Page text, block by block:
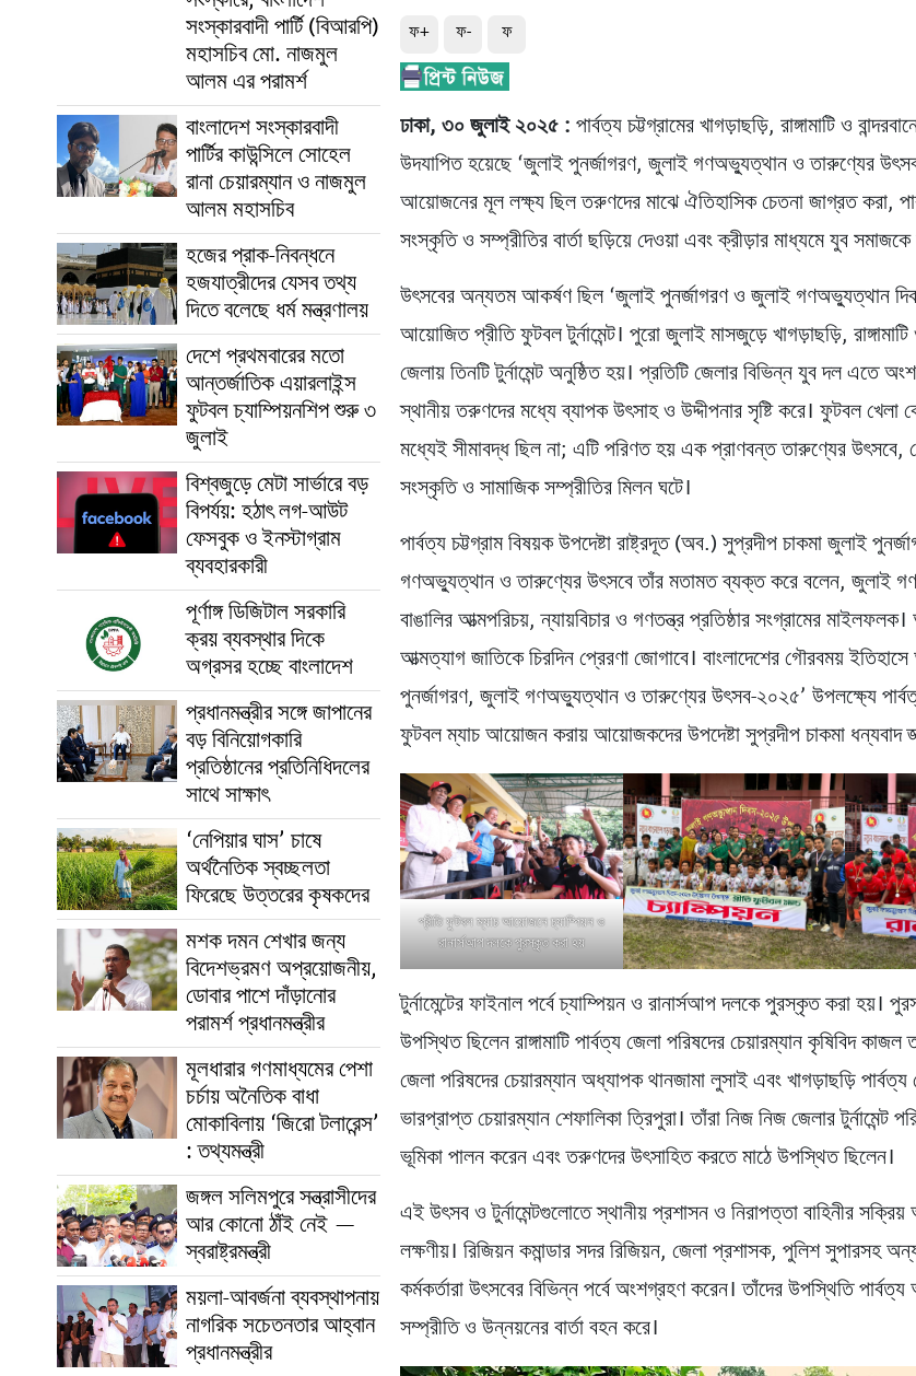
সংস্কারবাদী পার্টি (বিআরপি)
মহাসচিব মো. নাজমুল
আলম এর পরামর্শ
বাংলাদেশ সংস্কারবাদী
পার্টির কাউন্সিলে সোহেল
রানা চেয়ারম্যান ও নাজমুল
আলম মহাসচিব
হজের প্রাক-নিবন্ধনে
হজযাত্রীদের যেসব তথ্য
দিতে বলেছে ধর্ম মন্ত্রণালয়
দেশে প্রথমবারের মতো
আন্তর্জাতিক এয়ারলাইন্স
ফুটবল চ্যাম্পিয়নশিপ শুরু ৩
জুলাই
বিশ্বজুড়ে মেটা সার্ভারে বড়
বিপর্যয়: হঠাৎ লগ-আউট
ফেসবুক ও ইনস্টাগ্রাম
ব্যবহারকারী
পূর্ণাঙ্গ ডিজিটাল সরকারি
ক্রয় ব্যবস্থার দিকে
অগ্রসর হচ্ছে বাংলাদেশ
প্রধানমন্ত্রীর সঙ্গে জাপানের
বড় বিনিয়োগকারি
প্রতিষ্ঠানের প্রতিনিধিদলের
সাথে সাক্ষাৎ
‘নেপিয়ার ঘাস’ চাষে
অর্থনৈতিক স্বচ্ছলতা
ফিরেছে উত্তরের কৃষকদের
মশক দমন শেখার জন্য
বিদেশভ্রমণ অপ্রয়োজনীয়,
ডোবার পাশে দাঁড়ানোর
পরামর্শ প্রধানমন্ত্রীর
মূলধারার গণমাধ্যমের পেশা
চর্চায় অনৈতিক বাধা
মোকাবিলায় ‘জিরো টলারেন্স’
: তথ্যমন্ত্রী
জঙ্গল সলিমপুরে সন্ত্রাসীদের
আর কোনো ঠাঁই নেই —
স্বরাষ্ট্রমন্ত্রী
ময়লা-আবর্জনা ব্যবস্থাপনায়
নাগরিক সচেতনতার আহ্বান
প্রধানমন্ত্রীর
ফ+ ফ- ফ
ঢাকা, ৩০ জুলাই ২০২৫ :পার্বত্য চট্টগ্রামের খাগড়াছড়ি, রাঙ্গামাটি ও
উদযাপিত হয়েছে ‘জুলাই পুনর্জাগরণ, জুলাই গণঅভ্যুত্থান ও তারুণ্যের
আয়োজনের মূল লক্ষ্য ছিল তরুণদের মাঝে ঐতিহাসিক চেতনা জাগ্রত করা,
সংস্কৃতি ও সম্প্রীতির বার্তা ছড়িয়ে দেওয়া এবং ক্রীড়ার মাধ্যমে যুব
উৎসবের অন্যতম আকর্ষণ ছিল ‘জুলাই পুনর্জাগরণ ও জুলাই গণঅভ্যুত্থান
আয়োজিত প্রীতি ফুটবল টুর্নামেন্ট। পুরো জুলাই মাসজুড়ে খাগড়াছড়ি, রাঙ্গামাটি
জেলায় তিনটি টুর্নামেন্ট অনুষ্ঠিত হয়। প্রতিটি জেলার বিভিন্ন যুব দল এতে
স্থানীয় তরুণদের মধ্যে ব্যাপক উৎসাহ ও উদ্দীপনার সৃষ্টি করে। ফুটবল খেলা
মধ্যেই সীমাবদ্ধ ছিল না; এটি পরিণত হয় এক প্রাণবন্ত তারুণ্যের উৎসবে,
সংস্কৃতি ও সামাজিক সম্প্রীতির মিলন ঘটে।
পার্বত্য চট্টগ্রাম বিষয়ক উপদেষ্টা রাষ্ট্রদূত (অব.) সুপ্রদীপ চাকমা জুলাই
গণঅভ্যুত্থান ও তারুণ্যের উৎসবে তাঁর মতামত ব্যক্ত করে বলেন, জুলাই
বাঙালির আত্মপরিচয়, ন্যায়বিচার ও গণতন্ত্র প্রতিষ্ঠার সংগ্রামের
আত্মত্যাগ জাতিকে চিরদিন প্রেরণা জোগাবে। বাংলাদেশের গৌরবময়
পুনর্জাগরণ, জুলাই গণঅভ্যুত্থান ও তারুণ্যের উৎসব-২০২৫’ উপলক্ষ্যে
ফুটবল ম্যাচ আয়োজন করায় আয়োজকদের উপদেষ্টা সুপ্রদীপ চাকমা ধন্যবাদ
প্রীতি ফুটবল ম্যাচ আয়োজনে চ্যাম্পিয়ন ও
রানার্সআপ দলকে পুরস্কৃত করা হয়
টুর্নামেন্টের ফাইনাল পর্বে চ্যাম্পিয়ন ও রানার্সআপ দলকে পুরস্কৃত করা হয়।
উপস্থিত ছিলেন রাঙ্গামাটি পার্বত্য জেলা পরিষদের চেয়ারম্যান কৃষিবিদ কাজল
জেলা পরিষদের চেয়ারম্যান অধ্যাপক থানজামা লুসাই এবং খাগড়াছড়ি পার্বত্য
ভারপ্রাপ্ত চেয়ারম্যান শেফালিকা ত্রিপুরা। তাঁরা নিজ নিজ জেলার টুর্নামেন্ট
ভূমিকা পালন করেন এবং তরুণদের উৎসাহিত করতে মাঠে উপস্থিত ছিলেন।
এই উৎসব ও টুর্নামেন্টগুলোতে স্থানীয় প্রশাসন ও নিরাপত্তা বাহিনীর
লক্ষণীয়। রিজিয়ন কমান্ডার সদর রিজিয়ন, জেলা প্রশাসক, পুলিশ সুপারসহ
কর্মকর্তারা উৎসবের বিভিন্ন পর্বে অংশগ্রহণ করেন। তাঁদের উপস্থিতি
সম্প্রীতি ও উন্নয়নের বার্তা বহন করে।